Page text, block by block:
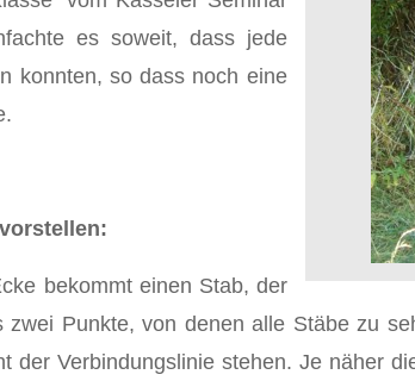
es soweit, dass jede
konnten, so dass noch eine
bekommt einen Stab, der
Punkte, von denen alle Stäbe zu
Verbindungslinie stehen. Je näher